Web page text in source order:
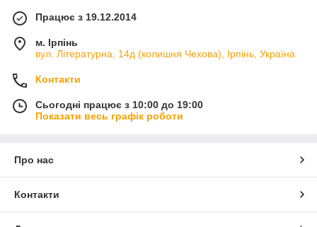
Працює з 19.12.2014
м. Ірпінь
вул. Літературна, 14д (колишня Чехова), Ірпінь, Україна
Контакти
Сьогодні працює з 10:00 до 19:00
Показати весь графік роботи
Про нас
Контакти